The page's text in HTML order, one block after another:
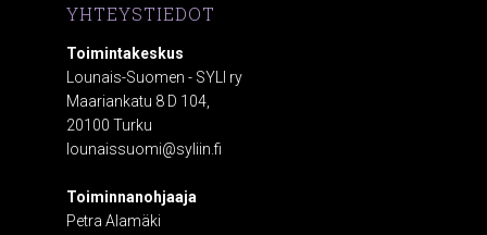
YHTEYSTIEDOT
Toimintakeskus
Lounais-Suomen - SYLI ry
Maariankatu 8 D 104,
20100 Turku
lounaissuomi@syliin.fi
Toiminnanohjaaja
Petra Alamäki